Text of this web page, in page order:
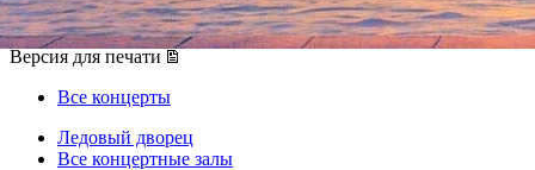
20 июня 2014, пятница,20.00
Версия для печати
Все концерты
Ледовый дворец
Все концертные залы